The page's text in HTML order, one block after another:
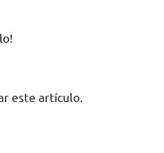
este artículo.